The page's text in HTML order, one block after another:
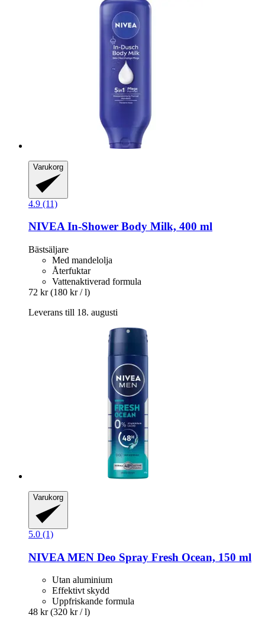
Varukorg
4.9 (11)
NIVEAIn-​Shower Body Milk, 400 ml
Bästsäljare
Med mandelolja
Återfuktar
Vattenaktiverad formula
72 kr (180 kr / l)
Leverans till 18. augusti
Varukorg
5.0 (1)
NIVEA MEN Deo Spray Fresh Ocean, 150 ml
Utan aluminium
Effektivt skydd
Uppfriskande formula
48 kr (320 kr / l)